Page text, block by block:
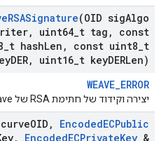
RSASignature(OID sigAlgo
, uint64 t tag ,
const
t hashLen , const uint8 t
DER, uint16 t keyDERLen)
WEAVE_ERROR
יצירה וקידוד של חתימת RSA של Weave.
OID , EncodedECPublic
, EncodedECPrivateKey &